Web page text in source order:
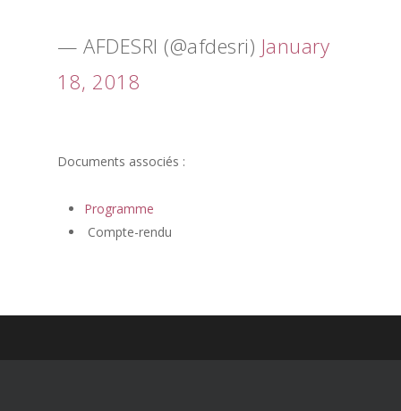
— AFDESRI (@afdesri) January
18, 2018
Documents associés :
Programme
Compte-rendu